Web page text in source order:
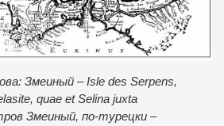
Змеиный – Isle des Serpens,
quae et Selina juxta
Змеиный, по-турецки –